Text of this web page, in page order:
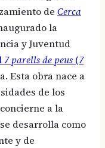
de Cerca
la
y Juventud
7 parells de peus (7
Esta obra nace a
de los
a la
desarrolla como
y de